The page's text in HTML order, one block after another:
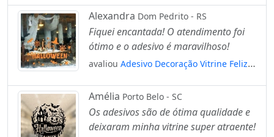
Mod:166
Alexandra Dom Pedrito - RS
Fiquei encantada! O atendimento foi
ótimo e o adesivo é maravilhoso!
avaliou Adesivo Decoração Vitrine Feliz
Amélia Porto Belo - SC
Os adesivos são de ótima qualidade e
deixaram minha vitrine super atraente!